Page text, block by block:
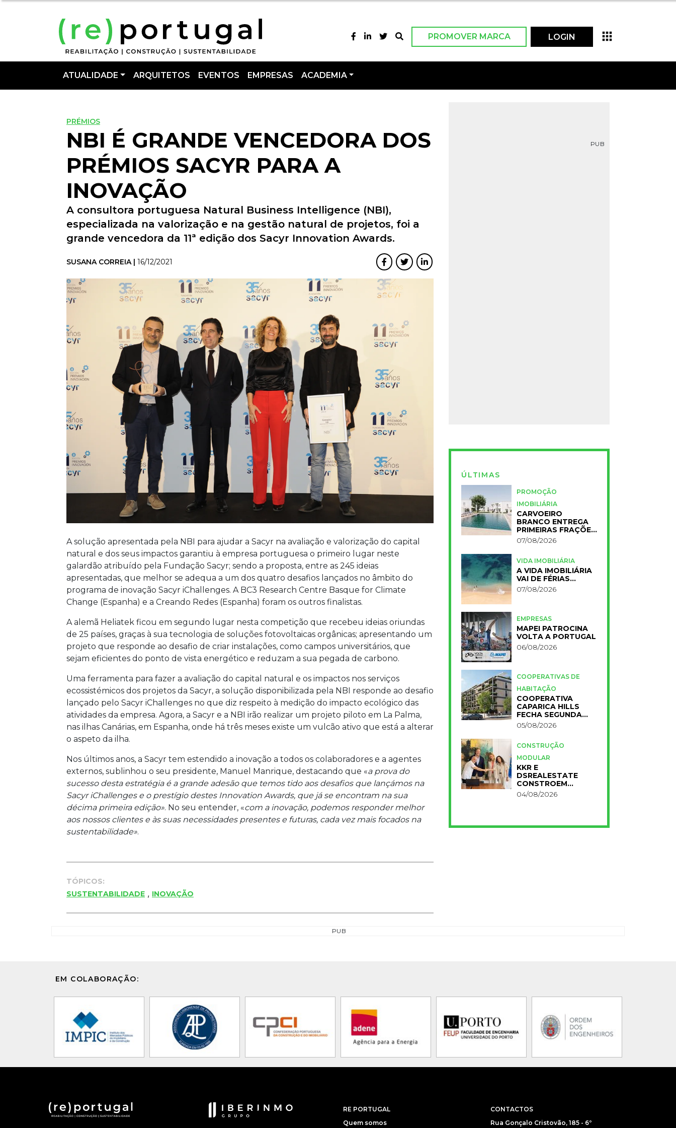
PROMOVER MARCA LOGIN
ATUALIDADE ARQUITETOS EVENTOS EMPRESAS ACADEMIA
PRÉMIOS
NBI É GRANDE VENCEDORA DOS
PRÉMIOS SACYR PARA A
INOVAÇÃO
A consultora portuguesa Natural Business Intelligence (NBI),
especializada na valorização e na gestão natural de projetos, foi a
grande vencedora da 11ª edição dos Sacyr Innovation Awards.
SUSANA CORREIA | 16/12/2021
A solução apresentada pela NBI para ajudar a Sacyr na avaliação e valorização do capital
natural e dos seus impactos garantiu à empresa portuguesa o primeiro lugar neste
galardão atribuído pela Fundação Sacyr; sendo a proposta, entre as 245 ideias
apresentadas, que melhor se adequa a um dos quatro desafios lançados no âmbito do
programa de inovação Sacyr iChallenges. A BC3 Research Centre Basque for Climate
Change (Espanha) e a Creando Redes (Espanha) foram os outros finalistas.
A alemã Heliatek ficou em segundo lugar nesta competição que recebeu ideias oriundas
de 25 países, graças à sua tecnologia de soluções fotovoltaicas orgânicas; apresentando um
projeto que responde ao desafio de criar instalações, como campos universitários, que
sejam eficientes do ponto de vista energético e reduzam a sua pegada de carbono.
Uma ferramenta para fazer a avaliação do capital natural e os impactos nos serviços
ecossistémicos dos projetos da Sacyr, a solução disponibilizada pela NBI responde ao desafio
lançado pelo Sacyr iChallenges no que diz respeito à medição do impacto ecológico das
atividades da empresa. Agora, a Sacyr e a NBI irão realizar um projeto piloto em La Palma,
nas ilhas Canárias, em Espanha, onde há três meses existe um vulcão ativo que está a alterar
o aspeto da ilha.
Nos últimos anos, a Sacyr tem estendido a inovação a todos os colaboradores e a agentes
externos, sublinhou o seu presidente, Manuel Manrique, destacando que «a prova do
sucesso desta estratégia é a grande adesão que temos tido aos desafios que lançámos na
Sacyr iChallenges e o prestígio destes Innovation Awards, que já se encontram na sua
décima primeira edição». No seu entender, «com a inovação, podemos responder melhor
aos nossos clientes e às suas necessidades presentes e futuras, cada vez mais focados na
sustentabilidade».
TÓPICOS:
SUSTENTABILIDADE , INOVAÇÃO
PUB
ÚLTIMAS
PROMOÇÃO
IMOBILIÁRIA
CARVOEIRO
BRANCO ENTREGA
PRIMEIRAS FRAÇÕES
DO NOVO RESORT
PRIMELIFE
07/08/2026
VIDA IMOBILIÁRIA
A VIDA IMOBILIÁRIA
VAI DE FÉRIAS…
07/08/2026
EMPRESAS
MAPEI PATROCINA
VOLTA A PORTUGAL
06/08/2026
COOPERATIVAS DE
HABITAÇÃO
COOPERATIVA
CAPARICA HILLS
FECHA SEGUNDA
FASE DO PROJETO
05/08/2026
CONSTRUÇÃO
MODULAR
KKR E
DSREALESTATE
CONSTROEM
RESIDÊNCIA
UNIVERSITÁRIA
04/08/2026
PUB
EM COLABORAÇÃO:
RE PORTUGAL
Quem somos
CONTACTOS
Rua Gonçalo Cristovão, 185 - 6º